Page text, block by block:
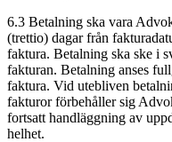
6.3 Betalning ska vara
(trettio) dagar från
faktura. Betalning ska ske i
fakturan. Betalning anses
faktura. Vid utebliven
fakturor förbehåller sig
fortsatt handläggning av
helhet.